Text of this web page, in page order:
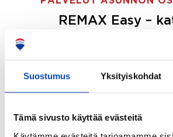
Suostumus Yksityiskohdat
Tämä sivusto käyttää evästeitä
REMAX Easy –
ostajille.
Tee ostotoimeksianto